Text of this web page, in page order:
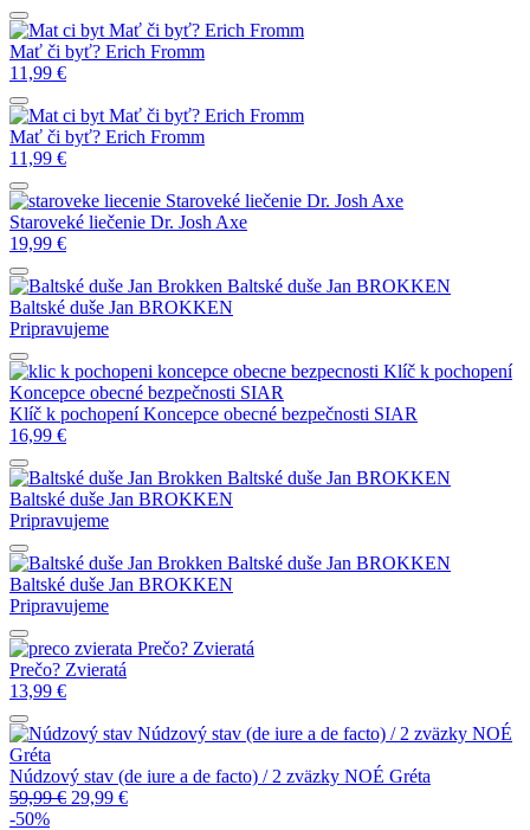
Mať či byť? Erich Fromm
Mať či byť? Erich Fromm
11,99 €
Mať či byť? Erich Fromm
Mať či byť? Erich Fromm
11,99 €
Staroveké liečenie Dr. Josh Axe
Staroveké liečenie Dr. Josh Axe
19,99 €
Baltské duše Jan BROKKEN
Baltské duše Jan BROKKEN
Pripravujeme
Klíč k pochopení
Koncepce obecné bezpečnosti SIAR
Klíč k pochopení Koncepce obecné bezpečnosti SIAR
16,99 €
Baltské duše Jan BROKKEN
Baltské duše Jan BROKKEN
Pripravujeme
Baltské duše Jan BROKKEN
Baltské duše Jan BROKKEN
Pripravujeme
Prečo? Zvieratá
Prečo? Zvieratá
13,99 €
Núdzový stav (de iure a de facto) / 2 zväzky NOÉ
Gréta
Núdzový stav (de iure a de facto) / 2 zväzky NOÉ Gréta
59,99€ 29,99 €
-50%